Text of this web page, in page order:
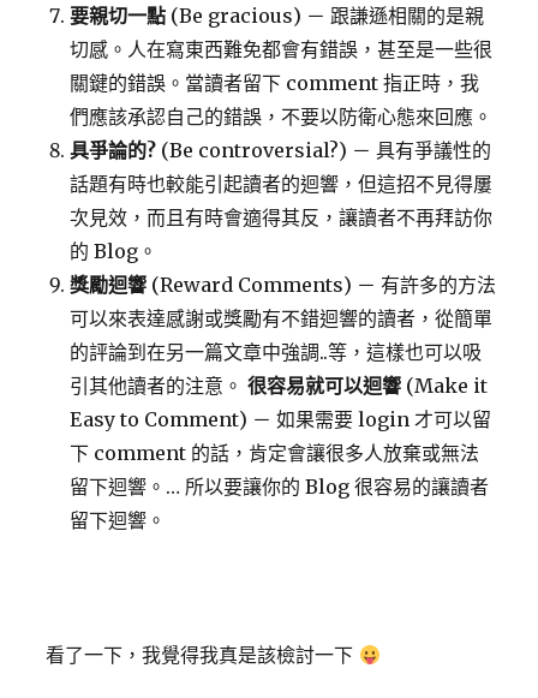
要親切一點 (Be gracious) － 跟謙遜相關的是親
切感。人在寫東西難免都會有錯誤，甚至是一些很
關鍵的錯誤。當讀者留下 comment 指正時，我
們應該承認自己的錯誤，不要以防衛心態來回應。
具爭論的? (Be controversial?) － 具有爭議性的
話題有時也較能引起讀者的迴響，但這招不見得屢
次見效，而且有時會適得其反，讓讀者不再拜訪你
的 Blog。
獎勵迴響 (Reward Comments) － 有許多的方法
可以來表達感謝或獎勵有不錯迴響的讀者，從簡單
的評論到在另一篇文章中強調..等，這樣也可以吸
引其他讀者的注意。很容易就可以迴響 (Make it
Easy to Comment) － 如果需要 login 才可以留
下 comment 的話，肯定會讓很多人放棄或無法
留下迴響。… 所以要讓你的 Blog 很容易的讓讀者
留下迴響。
看了一下，我覺得我真是該檢討一下